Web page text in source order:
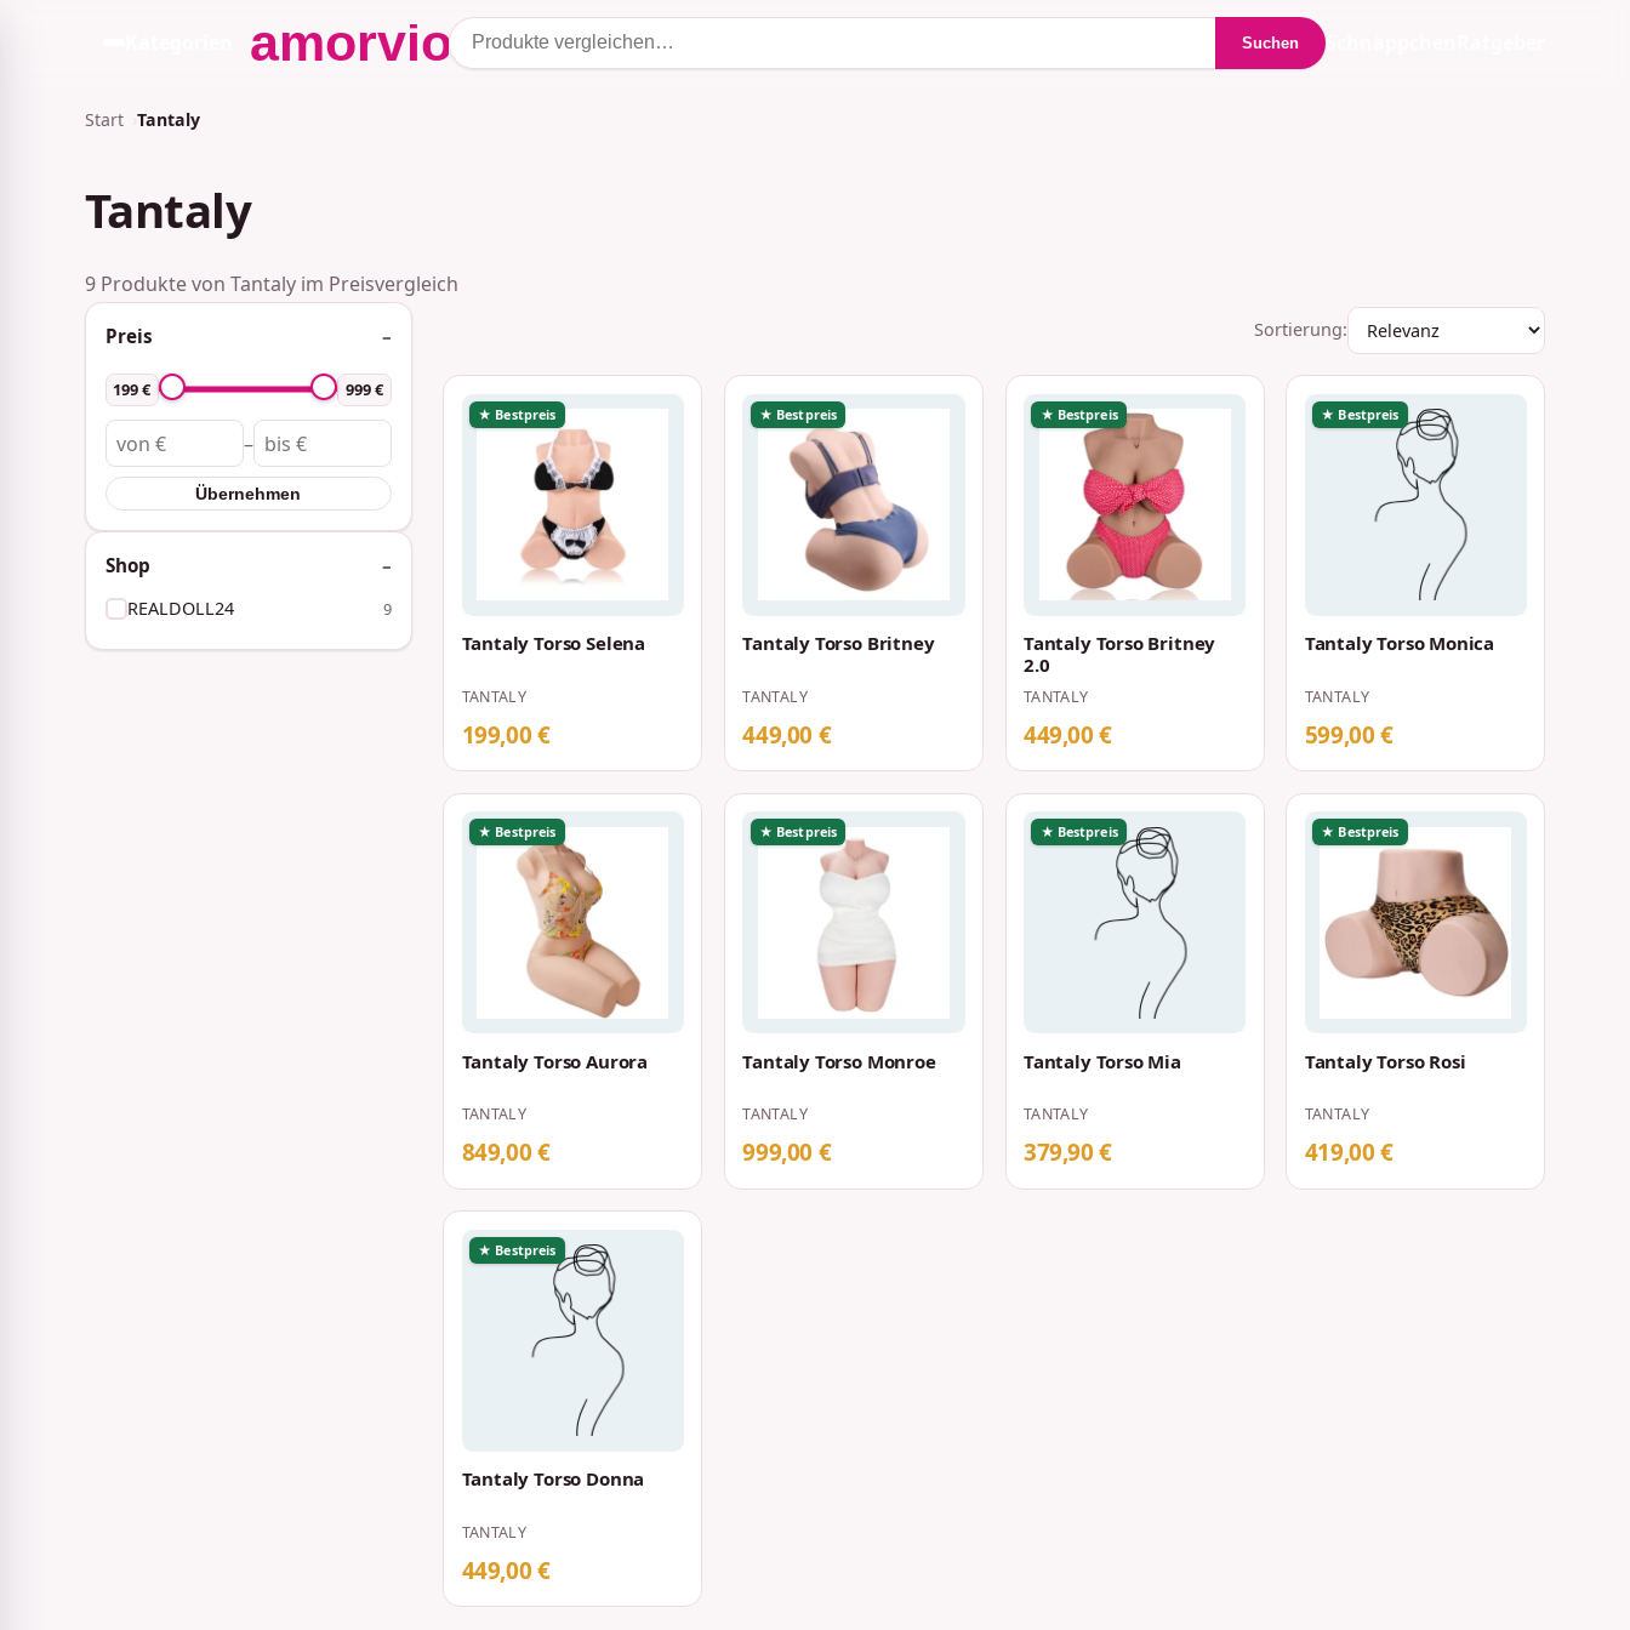
Suchen
Start Tantaly
Tantaly
9 Produkte von Tantaly im Preisvergleich
Preis
199 € 999 €
–
Übernehmen
Shop
REALDOLL24 9
Sortierung:
★ Bestpreis
Tantaly Torso Selena
TANTALY
199,00 €
★ Bestpreis
Tantaly Torso Britney
TANTALY
449,00 €
★ Bestpreis
Tantaly Torso Britney
2.0
TANTALY
449,00 €
★ Bestpreis
Tantaly Torso Monica
TANTALY
599,00 €
★ Bestpreis
Tantaly Torso Aurora
TANTALY
849,00 €
★ Bestpreis
Tantaly Torso Monroe
TANTALY
999,00 €
★ Bestpreis
Tantaly Torso Mia
TANTALY
379,90 €
★ Bestpreis
Tantaly Torso Rosi
TANTALY
419,00 €
★ Bestpreis
Tantaly Torso Donna
TANTALY
449,00 €